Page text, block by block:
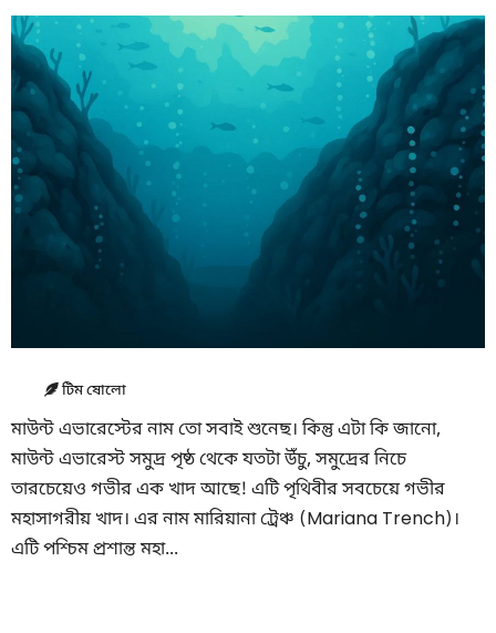
টিম ষোলো
মাউন্ট এভারেস্টের নাম তো সবাই শুনেছ। কিন্তু এটা কি জানো,
মাউন্ট এভারেস্ট সমুদ্র পৃষ্ঠ থেকে যতটা উঁচু, সমুদ্রের নিচে
তারচেয়েও গভীর এক খাদ আছে! এটি পৃথিবীর সবচেয়ে গভীর
মহাসাগরীয় খাদ। এর নাম মারিয়ানা ট্রেঞ্চ (Mariana Trench)।
এটি পশ্চিম প্রশান্ত মহা...